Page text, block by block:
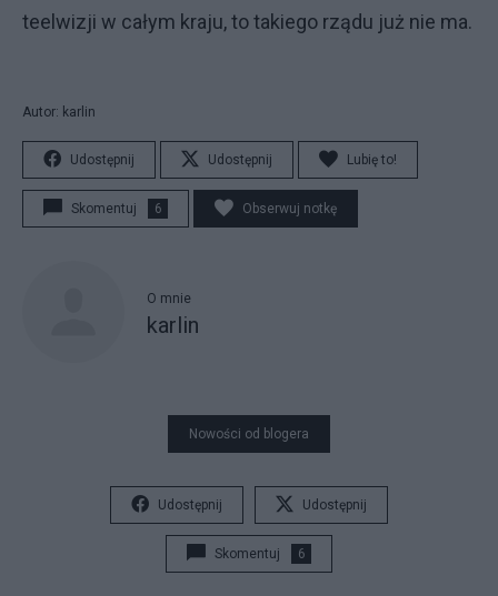
teelwizji w całym kraju, to takiego rządu już nie ma.
Autor: karlin
Udostępnij Udostępnij Lubię to!
Skomentuj 6 Obserwuj notkę
O mnie
karlin
Nowości od blogera
Udostępnij Udostępnij
Skomentuj 6